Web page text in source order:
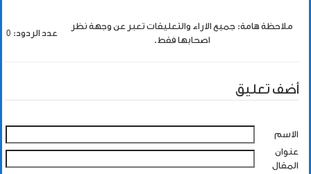
ملاحظة هامة: جميع الاراء والتعليقات تعبر عن وجهة نظر
اصحابها فقط.
عدد الردود: 0
أضف تعليق
الاسم
عنوان
المقال